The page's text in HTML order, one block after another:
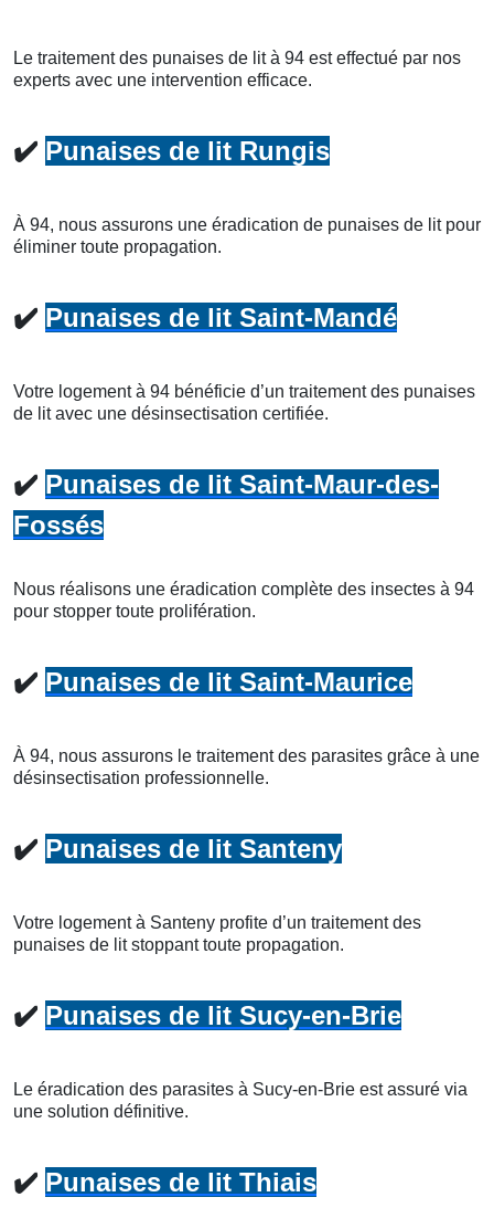
Le traitement des punaises de lit à 94 est effectué par nos
experts avec une intervention efficace.
✔️ Punaises de lit Rungis
À 94, nous assurons une éradication de punaises de lit pour
éliminer toute propagation.
✔️ Punaises de lit Saint-Mandé
Votre logement à 94 bénéficie d’un traitement des punaises
de lit avec une désinsectisation certifiée.
✔️ Punaises de lit Saint-Maur-des-
Fossés
Nous réalisons une éradication complète des insectes à 94
pour stopper toute prolifération.
✔️ Punaises de lit Saint-Maurice
À 94, nous assurons le traitement des parasites grâce à une
désinsectisation professionnelle.
✔️ Punaises de lit Santeny
Votre logement à Santeny profite d’un traitement des
punaises de lit stoppant toute propagation.
✔️ Punaises de lit Sucy-en-Brie
Le éradication des parasites à Sucy-en-Brie est assuré via
une solution définitive.
✔️ Punaises de lit Thiais